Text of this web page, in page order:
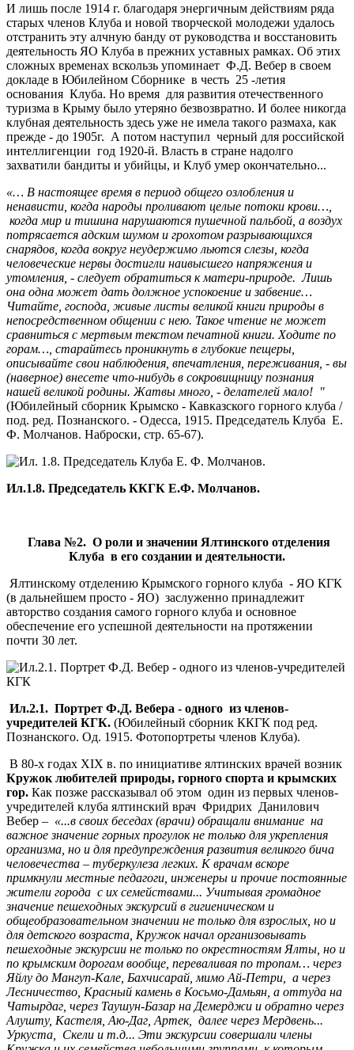
И лишь после 1914 г. благодаря энергичным действиям ряда
старых членов Клуба и новой творческой молодежи удалось
отстранить эту алчную банду от руководства и восстановить
деятельность ЯО Клуба в прежних уставных рамках. Об этих
сложных временах вскользь упоминает Ф.Д. Вебер в своем
докладе в Юбилейном Сборнике в честь 25 -летия
основания Клуба. Но время для развития отечественного
туризма в Крыму было утеряно безвозвратно. И более никогда
клубная деятельность здесь уже не имела такого размаха, как
прежде - до 1905г. А потом наступил черный для российской
интеллигенции год 1920-й. Власть в стране надолго
захватили бандиты и убийцы, и Клуб умер окончательно...
«… В настоящее время в период общего озлобления и
ненависти, когда народы проливают целые потоки крови…,
когда мир и тишина нарушаются пушечной пальбой, а воздух
потрясается адским шумом и грохотом разрывающихся
снарядов, когда вокруг неудержимо льются слезы, когда
человеческие нервы достигли наивысшего напряжения и
утомления, - следует обратиться к матери-природе. Лишь
она одна может дать должное успокоение и забвение…
Читайте, господа, живые листы великой книги природы в
непосредственном общении с нею. Такое чтение не может
сравниться с мертвым текстом печатной книги. Ходите по
горам…, старайтесь проникнуть в глубокие пещеры,
описывайте свои наблюдения, впечатления, переживания, - вы
(наверное) внесете что-нибудь в сокровищницу познания
нашей великой родины. Жатвы много, - делателей мало! "
(Юбилейный сборник Крымско - Кавказского горного клуба /
под. ред. Познанского. - Одесса, 1915. Председатель Клуба Е.
Ф. Молчанов. Наброски, стр. 65-67).
Ил.1.8. Председатель ККГК Е.Ф. Молчанов.
Глава №2. О роли и значении Ялтинского отделения
Клуба в его создании и деятельности.
Ялтинскому отделению Крымского горного клуба - ЯО КГК
(в дальнейшем просто - ЯО) заслуженно принадлежит
авторство создания самого горного клуба и основное
обеспечение его успешной деятельности на протяжении
почти 30 лет.
Ил.2.1. Портрет Ф.Д. Вебера - одного из членов-
учредителей КГК. (Юбилейный сборник ККГК под ред.
Познанского. Од. 1915. Фотопортреты членов Клуба).
В 80-х годах ХIХ в. по инициативе ялтинских врачей возник
Кружок любителей природы, горного спорта и крымских
гор. Как позже рассказывал об этом один из первых членов-
учредителей клуба ялтинский врач Фридрих Данилович
Вебер – «...в своих беседах (врачи) обращали внимание на
важное значение горных прогулок не только для укрепления
организма, но и для предупреждения развития великого бича
человечества – туберкулеза легких. К врачам вскоре
примкнули местные педагоги, инженеры и прочие постоянные
жители города с их семействами... Учитывая громадное
значение пешеходных экскурсий в гигиеническом и
общеобразовательном значении не только для взрослых, но и
для детского возраста, Кружок начал организовывать
пешеходные экскурсии не только по окрестностям Ялты, но и
по крымским дорогам вообще, переваливая по тропам… через
Яйлу до Мангуп-Кале, Бахчисарай, мимо Ай-Петри, а через
Лесничество, Красный камень в Косьмо-Дамьян, а оттуда на
Чатырдаг, через Таушун-Базар на Демерджи и обратно через
Алушту, Кастеля, Аю-Даг, Артек, далее через Мердвень...
Уркуста, Скели и т.д... Эти экскурсии совершали члены